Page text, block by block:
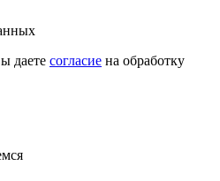
даете согласие на обработку